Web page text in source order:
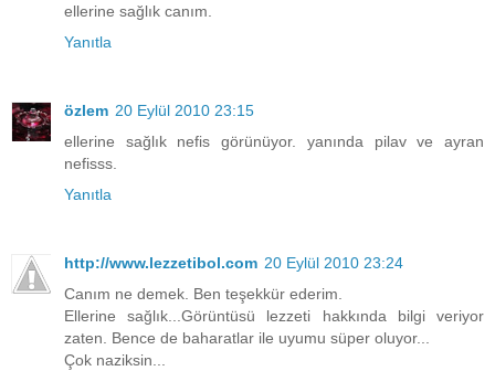
ellerine sağlık canım.
Yanıtla
özlem 20 Eylül 2010 23:15
ellerine sağlık nefis görünüyor. yanında pilav ve ayran
nefisss.
Yanıtla
http://www.lezzetibol.com 20 Eylül 2010 23:24
Canım ne demek. Ben teşekkür ederim.
Ellerine sağlık...Görüntüsü lezzeti hakkında bilgi veriyor
zaten. Bence de baharatlar ile uyumu süper oluyor...
Çok naziksin...